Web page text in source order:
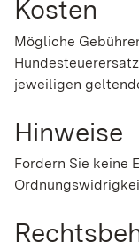
Kosten
Mögliche
jeweiligen
Hinweise
Fordern Sie keine